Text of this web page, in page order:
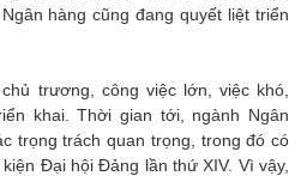
hàng cũng đang quyết liệt triển
trương, công việc lớn, việc khó,
khai. Thời gian tới, ngành Ngân
trọng trách quan trọng, trong đó có
Đại hội Đảng lần thứ XIV. Vì vậy,